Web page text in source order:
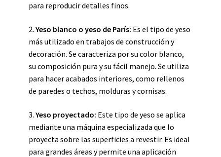
para reproducir detalles finos.
2. Yeso blanco o yeso de París: Es el tipo de yeso
más utilizado en trabajos de construcción y
decoración. Se caracteriza por su color blanco,
su composición pura y su fácil manejo. Se utiliza
para hacer acabados interiores, como rellenos
de paredes o techos, molduras y cornisas.
3. Yeso proyectado: Este tipo de yeso se aplica
mediante una máquina especializada que lo
proyecta sobre las superficies a revestir. Es ideal
para grandes áreas y permite una aplicación